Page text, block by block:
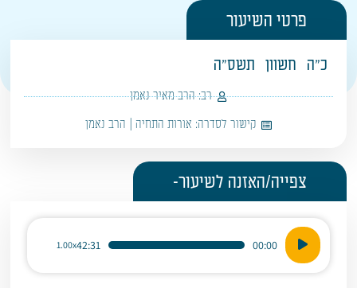
פרטי השיעור
כ"ה חשוון תשס"ה
רב: הרב מאיר נאמן
קישור לסדרה: אורות התחיה | הרב נאמן
צפייה/האזנה לשיעור-
נגן
אודיו
00:00
42:31
1.00x